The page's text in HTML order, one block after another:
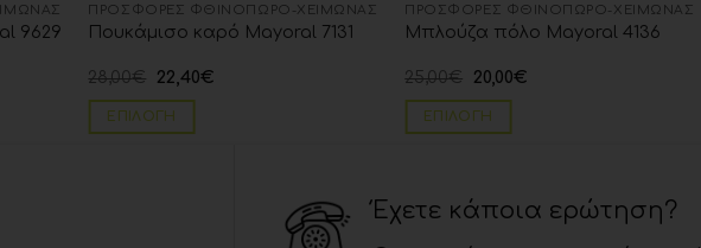
9629
ΠΡΟΣΦΟΡΈΣ ΦΘΙΝΌΠΩΡΟ-ΧΕΙΜΏΝΑΣ
Πουκάμισο καρό Mayoral 7131
28,00€ 22,40€
ΕΠΙΛΟΓΉ
ΠΡΟΣΦΟΡΈΣ ΦΘΙΝΌΠΩΡΟ-ΧΕΙΜΏΝΑΣ
Μπλούζα πόλο Mayoral 4136
25,00€ 20,00€
ΕΠΙΛΟΓΉ
Έχετε κάποια ερώτηση?